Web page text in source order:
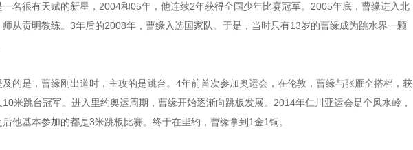
一名很有天赋的新星，2004和05年，他连续2年获得全国少年比赛冠军。2005年底，曹缘进入北
师从贡明教练。3年后的2008年，曹缘入选国家队。于是，当时只有13岁的曹缘成为跳水界一颗
是，曹缘刚出道时，主攻的是跳台。4年前首次参加奥运会，在伦敦，曹缘与张雁全搭档，获
米跳台冠军。进入里约奥运周期，曹缘开始逐渐向跳板发展。2014年仁川亚运会是个风水岭，
后他基本参加的都是3米跳板比赛。终于在里约，曹缘拿到1金1铜。